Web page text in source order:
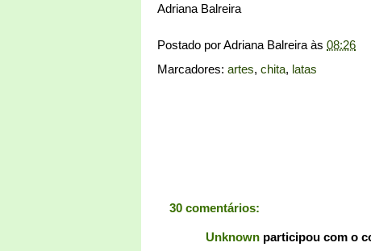
Adriana Balreira
Postado porAdriana Balreira às 08:26
Marcadores: artes, chita, latas
30 comentários:
Unknown participou com o